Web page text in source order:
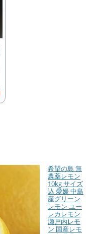
希望の島 無
農薬レモン
10kg サイズ
込 愛媛 中島
産グリーン
レモン ユー
レカレモン
瀬戸内レモ
ン 国産レモ